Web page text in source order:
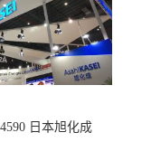
日本旭化成